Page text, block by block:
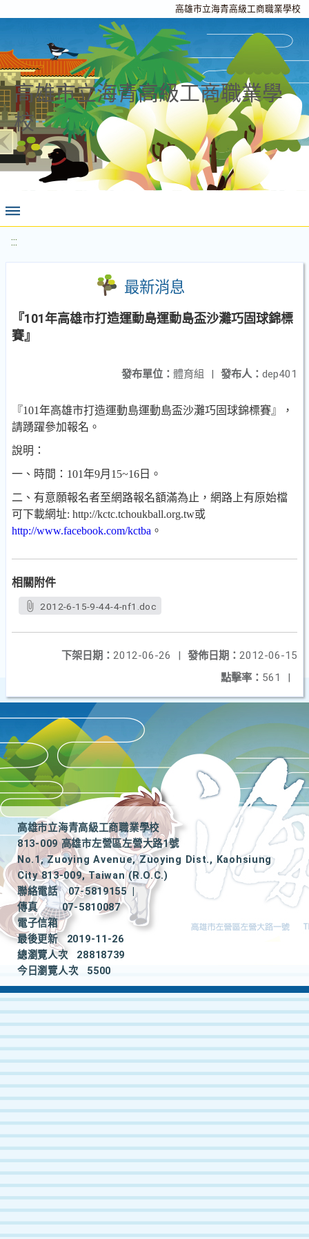
高雄市立海青高級工商職業學校
高雄市立海青高級工商職業學
校
:::
最新消息
『101年高雄市打造運動島運動島盃沙灘巧固球錦標
賽』
發布人： dep401
發布單位： 體育組 |
『101年高雄市打造運動島運動島盃沙灘巧固球錦標賽』，
請踴躍參加報名。
說明：
一、時間：101年9月 15~16 日。
二、 有意願報名者至網路報名額滿為止，網路上有原始檔
可下載網址: http://kctc.tchoukball.org.tw或
http://www.facebook.com/kctba 。
相關附件
2012-6-15-9-44-4-nf1.doc
發佈日期： 2012-06-15
下架日期： 2012-06-26
|
點擊率： 561 |
高雄市立海青高級工商職業學校
813-009 高雄市左營區左營大路1號
No.1, Zuoying Avenue, Zuoying Dist., Kaohsiung
City 813-009, Taiwan (R.O.C.)
聯絡電話
07-5819155
|
傳真
07-5810087
電子信箱
最後更新
2019-11-26
總瀏覽人次
28818739
今日瀏覽人次
5500